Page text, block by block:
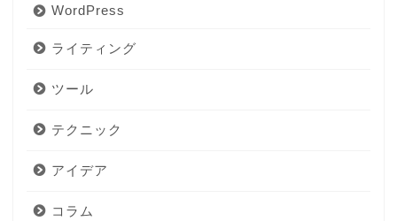
WordPress
ライティング
ツール
テクニック
アイデア
コラム